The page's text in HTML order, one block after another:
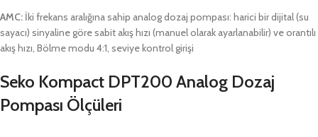
AMC: İki frekans aralığına sahip analog dozaj pompası: harici bir dijital (su
sayacı) sinyaline göre sabit akış hızı (manuel olarak ayarlanabilir) ve orantılı
akış hızı, Bölme modu 4:1, seviye kontrol girişi
Seko Kompact DPT200 Analog Dozaj
Pompası Ölçüleri